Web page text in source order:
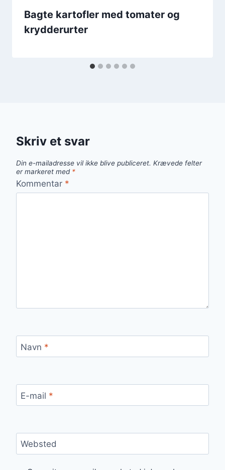
Bagte kartofler med tomater og
krydderurter
Skriv et svar
Din e-mailadresse vil ikke blive publiceret. Krævede felter
er markeret med *
Kommentar *
Navn *
E-mail *
Websted